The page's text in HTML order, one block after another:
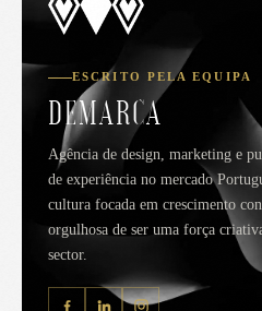
ESCRITO PELA EQUIPA
DEMARCA
Agência de design, marketing e
de experiência no mercado
cultura focada em crescimento
orgulhosa de ser uma força
sector.